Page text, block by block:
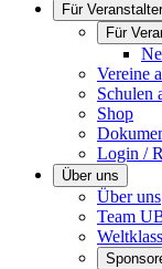
Für Veranstalter
Für
Vereine
Schulen
Shop
Login /
Über uns
Über uns
Team